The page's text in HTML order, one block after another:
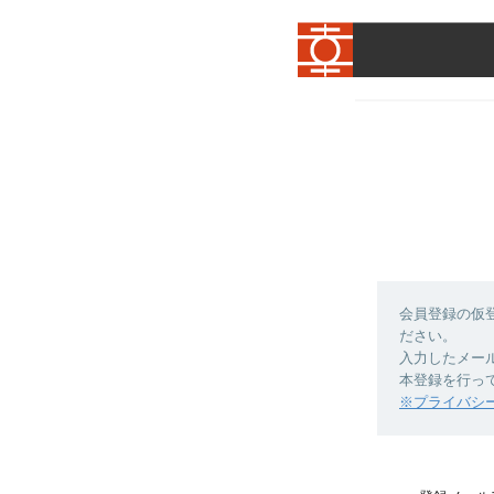
会員登録の仮
ださい。
入力したメー
本登録を行っ
※プライバシ